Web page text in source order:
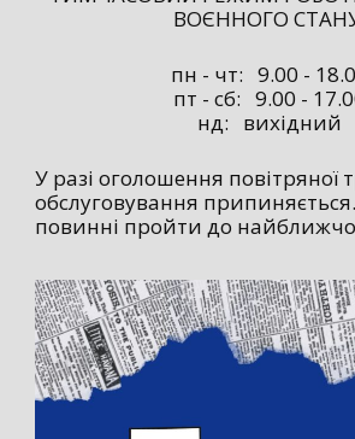
ВОЄННОГО
пн - чт: 9.00 -
пт - сб: 9.00 -
нд: вихідний
У разі оголошення повітряної
обслуговування
повинні пройти до